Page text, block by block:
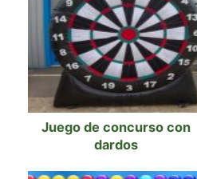
Juego de concurso con
dardos